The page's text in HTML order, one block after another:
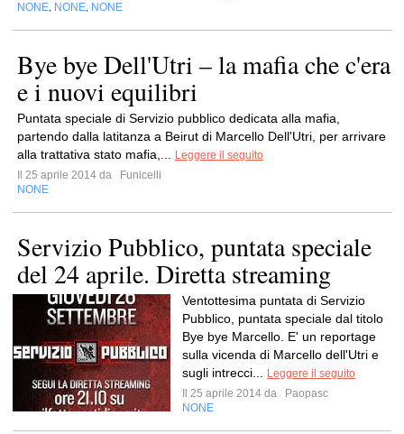
NONE NONE NONE
Bye bye Dell'Utri – la mafia che c'era
e i nuovi equilibri
Puntata speciale di Servizio pubblico dedicata alla mafia,
partendo dalla latitanza a Beirut di Marcello Dell'Utri, per arrivare
alla trattativa stato mafia,...
Leggere il seguito
Il 25 aprile 2014 da
Funicelli
NONE
Servizio Pubblico, puntata speciale
del 24 aprile. Diretta streaming
Ventottesima puntata di Servizio
Pubblico, puntata speciale dal titolo
Bye bye Marcello. E' un reportage
sulla vicenda di Marcello dell'Utri e
sugli intrecci...
Leggere il seguito
Il 25 aprile 2014 da
Paopasc
NONE